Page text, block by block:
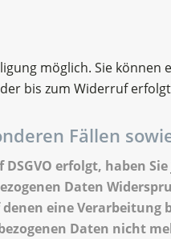
möglich. Sie
bis zum Widerruf
Fällen
erfolgt, haben
Daten
eine
Daten nicht